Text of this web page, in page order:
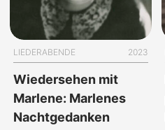
LIEDERABENDE 2023
Wiedersehen mit
Marlene: Marlenes
Nachtgedanken